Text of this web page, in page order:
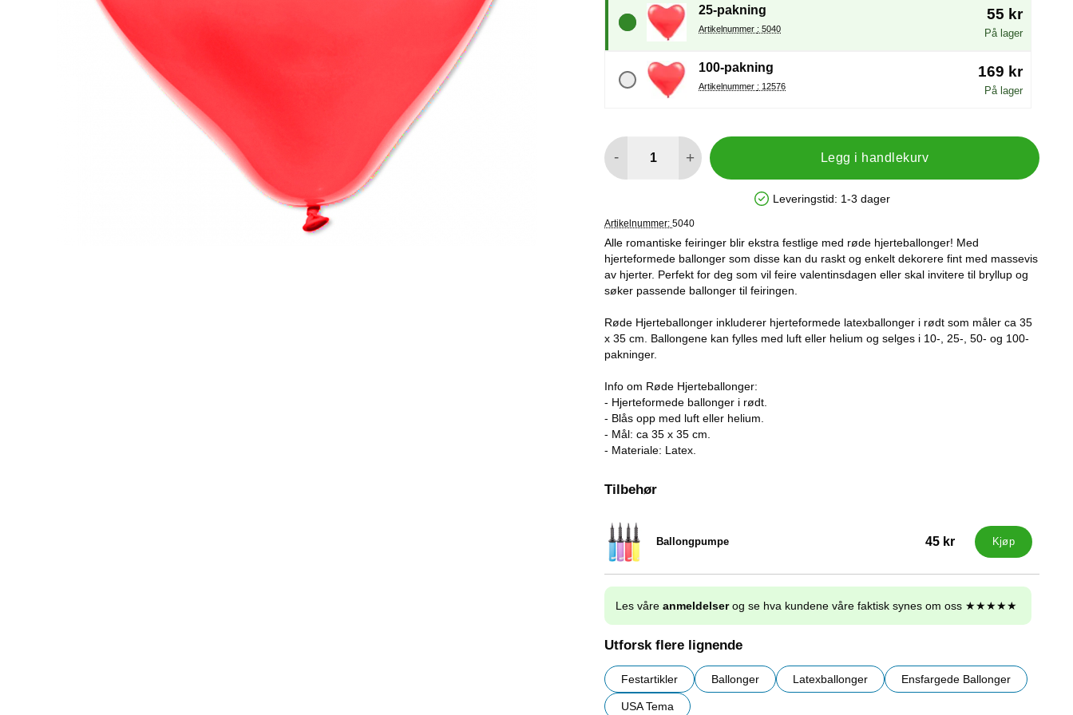
25-pakning
Artikelnummer : 5040
55 kr
På lager
100-pakning
Artikelnummer : 12576
169 kr
På lager
- + Legg i handlekurv
Produkttilgjengelighet: På lager
Leveringstid: 1-3 dager
Artikelnummer: 5040
Alle romantiske feiringer blir ekstra festlige med røde hjerteballonger! Med
hjerteformede ballonger som disse kan du raskt og enkelt dekorere fint med massevis
av hjerter. Perfekt for deg som vil feire valentinsdagen eller skal invitere til bryllup og
søker passende ballonger til feiringen.
Røde Hjerteballonger inkluderer hjerteformede latexballonger i rødt som måler ca 35
x 35 cm. Ballongene kan fylles med luft eller helium og selges i 10-, 25-, 50- og 100-
pakninger.
Info om Røde Hjerteballonger:
- Hjerteformede ballonger i rødt.
- Blås opp med luft eller helium.
- Mål: ca 35 x 35 cm.
- Materiale: Latex.
Tilbehør
Ballongpumpe
Varenummer 9838 45 kr Kjøp
Les våre anmeldelserog se hva kundene våre faktisk synes om oss ★★★★★
Utforsk flere lignende
Festartikler Ballonger Latexballonger Ensfargede Ballonger
USA Tema